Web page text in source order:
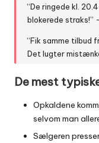
“De ringede kl.
blokerede straks!”
“Fik samme tilbud
Det lugter
De mest
Opkaldene
selvom man
Sælgeren